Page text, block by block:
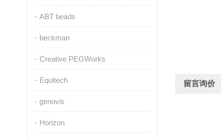
ABT beads
beckman
Creative PEGWorks
Equitech
genovis
Horizon
留言询价